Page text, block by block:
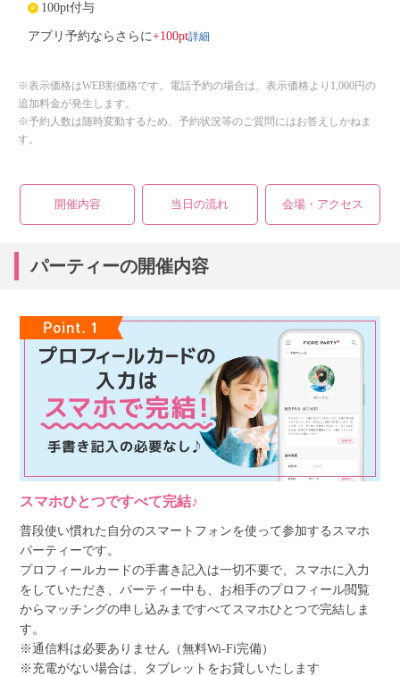
100pt付与
アプリ予約ならさらに+100pt詳細
※表示価格はWEB割価格です。電話予約の場合は、表示価格より1,000円の
追加料金が発生します。
※予約人数は随時変動するため、予約状況等のご質問にはお答えしかねま
す。
開催内容 当日の流れ 会場・アクセス
パーティーの開催内容
スマホひとつですべて完結♪
普段使い慣れた自分のスマートフォンを使って参加するスマホ
パーティーです。
プロフィールカードの手書き記入は一切不要で、スマホに入力
をしていただき、パーティー中も、お相手のプロフィール閲覧
からマッチングの申し込みまですべてスマホひとつで完結しま
す。
※通信料は必要ありません（無料Wi-Fi完備）
※充電がない場合は、タブレットをお貸しいたします